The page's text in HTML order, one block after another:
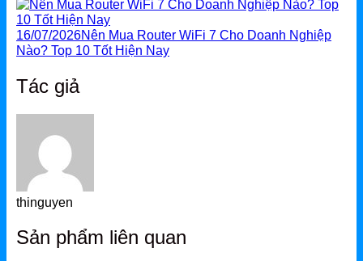
16/07/2026Nên Mua Router WiFi 7 Cho Doanh Nghiệp
Nào? Top 10 Tốt Hiện Nay
Tác giả
thinguyen
Sản phẩm liên quan